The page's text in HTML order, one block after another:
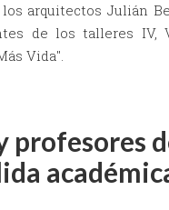
arquitectos Julián
de los talleres
Vida".
profesores